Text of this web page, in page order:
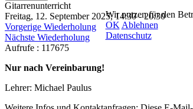
Gitarrenunterricht
Freitag, 12. September 2025, 14:30 - 20:30
Vorgerige Wiederholung
Nächste Wiederholung
Aufrufe : 117675
Nur nach Vereinbarung!
Lehrer: Michael Paulus
Wir nutzen für den
OK Ablehnen
Datenschutz